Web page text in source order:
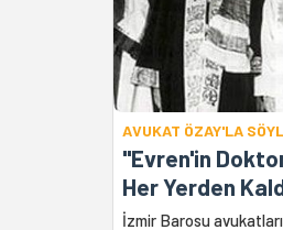
AVUKAT ÖZAY'LA
''Evren'in
Her Yerden
İzmir Barosu